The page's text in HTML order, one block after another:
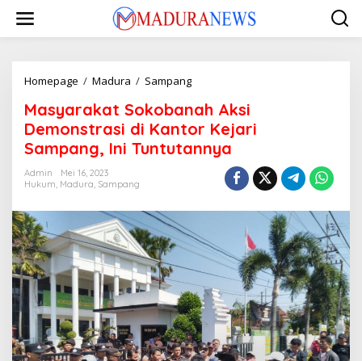
konten
Homepage / Madura / SampangMasyarakat
Aksi
Demonstrasi
di
Kantor
Sampang,
Tuntutannya
Masyarakat Sokobanah Aksi
Demonstrasi di Kantor Kejari
Sampang, Ini Tuntutannya
Admin
Mei 16, 2023
Hukum, Madura, Sampang